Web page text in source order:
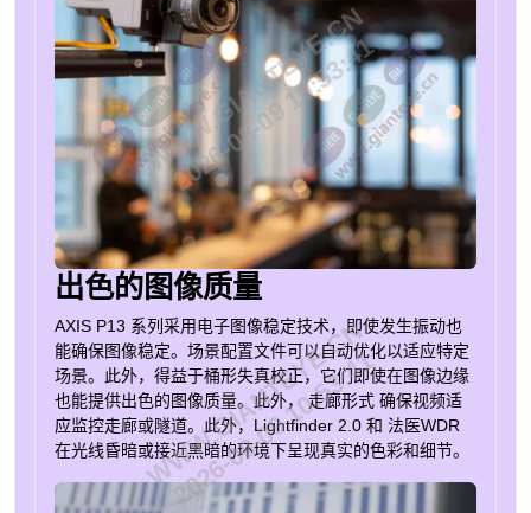
出色的图像质量
AXIS P13 系列采用电子图像稳定技术，即使发生振动也
能确保图像稳定。场景配置文件可以自动优化以适应特定
场景。此外，得益于桶形失真校正，它们即使在图像边缘
也能提供出色的图像质量。此外，走廊形式 确保视频适
应监控走廊或隧道。此外，Lightfinder 2.0 和 法医WDR
在光线昏暗或接近黑暗的环境下呈现真实的色彩和细节。
WWW.GIANTEYE.CN
2026-08-09 10:53:41
WWW.GIANTEYE.CN
2026-08-09 10:53:41